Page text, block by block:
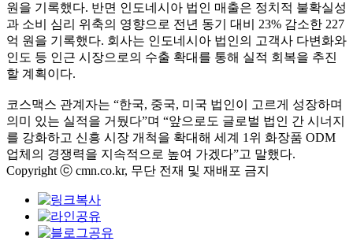
원을 기록했다. 반면 인도네시아 법인 매출은 정치적 불확실성
과 소비 심리 위축의 영향으로 전년 동기 대비 23% 감소한 227
억 원을 기록했다. 회사는 인도네시아 법인의 고객사 다변화와
인도 등 인근 시장으로의 수출 확대를 통해 실적 회복을 추진
할 계획이다.
코스맥스 관계자는 “한국, 중국, 미국 법인이 고르게 성장하며
의미 있는 실적을 거뒀다”며 “앞으로도 글로벌 법인 간 시너지
를 강화하고 신흥 시장 개척을 확대해 세계 1위 화장품 ODM
업체의 경쟁력을 지속적으로 높여 가겠다”고 말했다.
Copyright ⓒ cmn.co.kr, 무단 전재 및 재배포 금지